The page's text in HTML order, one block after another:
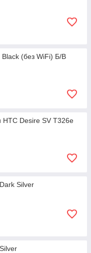
(без WiFi) Б/В
Desire SV T326e
Silver